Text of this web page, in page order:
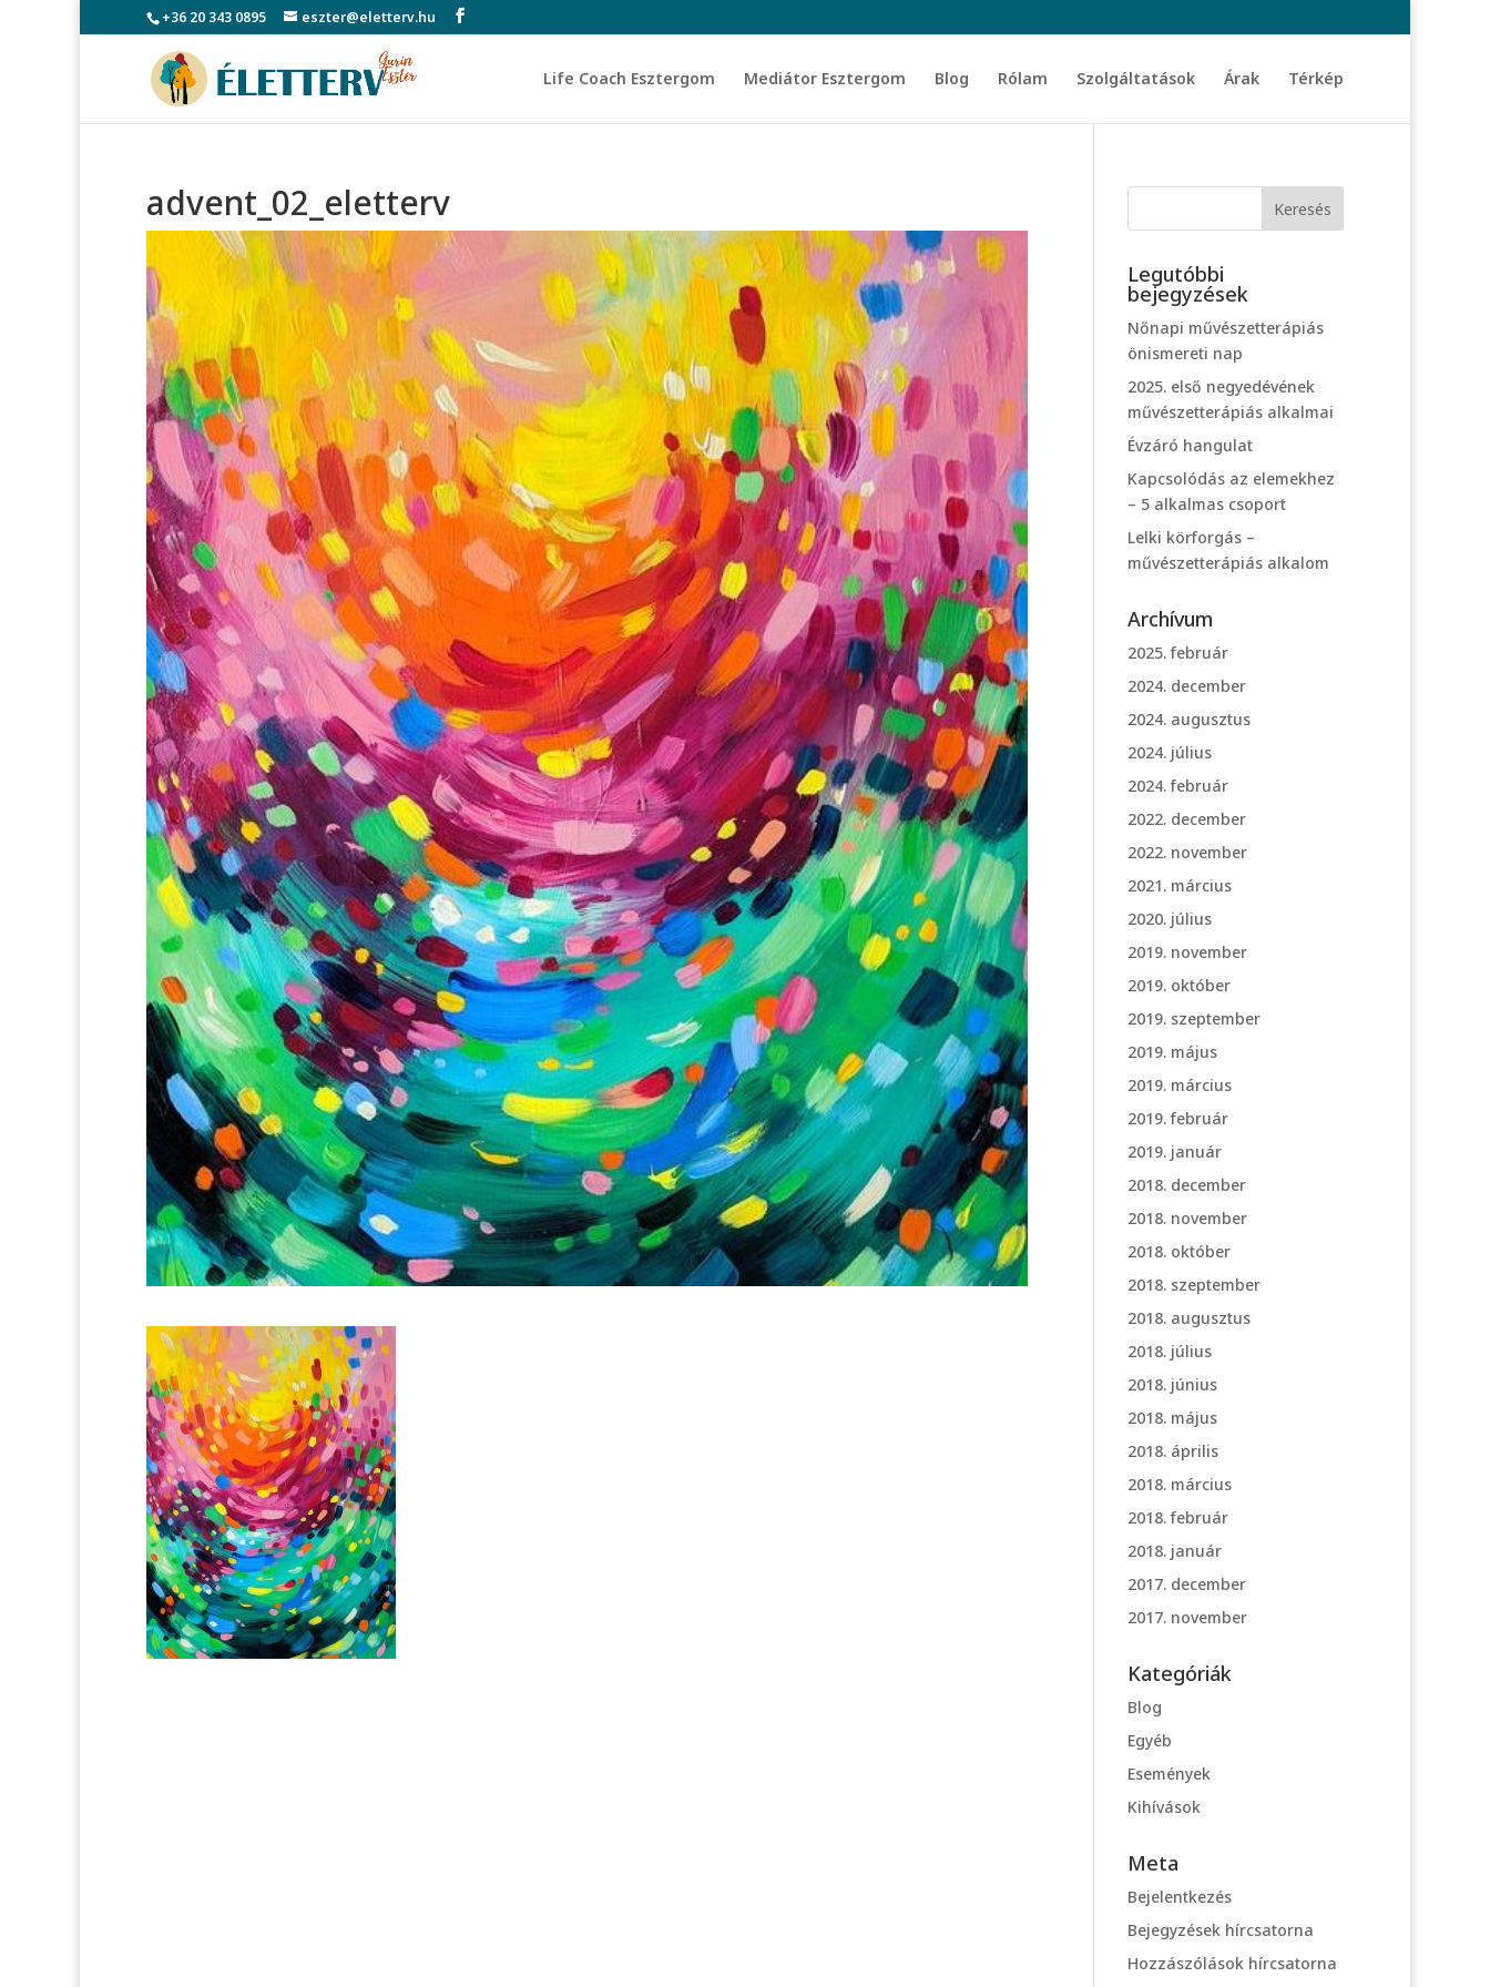
+36 20 343 0895 eszter@eletterv.hu
Life Coach Esztergom Mediátor Esztergom Blog Rólam Szolgáltatások Árak Térkép
advent_02_eletterv
Legutóbbi
bejegyzések
Nőnapi művészetterápiás
önismereti nap
2025. első negyedévének
művészetterápiás alkalmai
Évzáró hangulat
Kapcsolódás az elemekhez
– 5 alkalmas csoport
Lelki körforgás –
művészetterápiás alkalom
Archívum
2025. február
2024. december
2024. augusztus
2024. július
2024. február
2022. december
2022. november
2021. március
2020. július
2019. november
2019. október
2019. szeptember
2019. május
2019. március
2019. február
2019. január
2018. december
2018. november
2018. október
2018. szeptember
2018. augusztus
2018. július
2018. június
2018. május
2018. április
2018. március
2018. február
2018. január
2017. december
2017. november
Kategóriák
Blog
Egyéb
Események
Kihívások
Meta
Bejelentkezés
Bejegyzések hírcsatorna
Hozzászólások hírcsatorna